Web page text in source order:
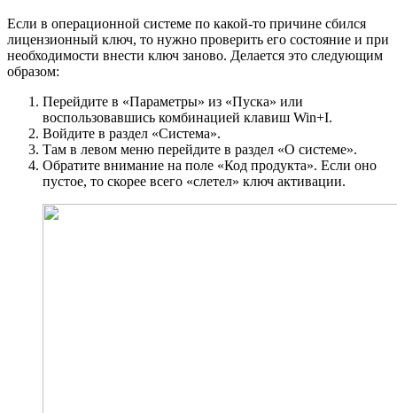
Если в операционной системе по какой-то причине сбился
лицензионный ключ, то нужно проверить его состояние и при
необходимости внести ключ заново. Делается это следующим
образом:
Перейдите в «Параметры» из «Пуска» или
воспользовавшись комбинацией клавиш Win+I.
Войдите в раздел «Система».
Там в левом меню перейдите в раздел «О системе».
Обратите внимание на поле «Код продукта». Если оно
пустое, то скорее всего «слетел» ключ активации.